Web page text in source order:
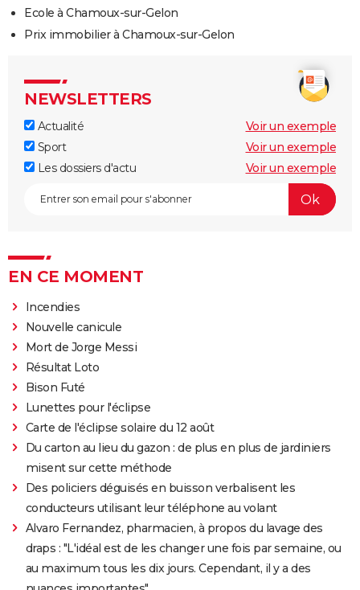
Ecole à Chamoux-sur-Gelon
Prix immobilier à Chamoux-sur-Gelon
NEWSLETTERS
Actualité
Voir un exemple
Sport
Voir un exemple
Les dossiers d'actu
Voir un exemple
EN CE MOMENT
Incendies
Nouvelle canicule
Mort de Jorge Messi
Résultat Loto
Bison Futé
Lunettes pour l'éclipse
Carte de l'éclipse solaire du 12 août
Du carton au lieu du gazon : de plus en plus de jardiniers
misent sur cette méthode
Des policiers déguisés en buisson verbalisent les
conducteurs utilisant leur téléphone au volant
Alvaro Fernandez, pharmacien, à propos du lavage des
draps : "L'idéal est de les changer une fois par semaine, ou
au maximum tous les dix jours. Cependant, il y a des